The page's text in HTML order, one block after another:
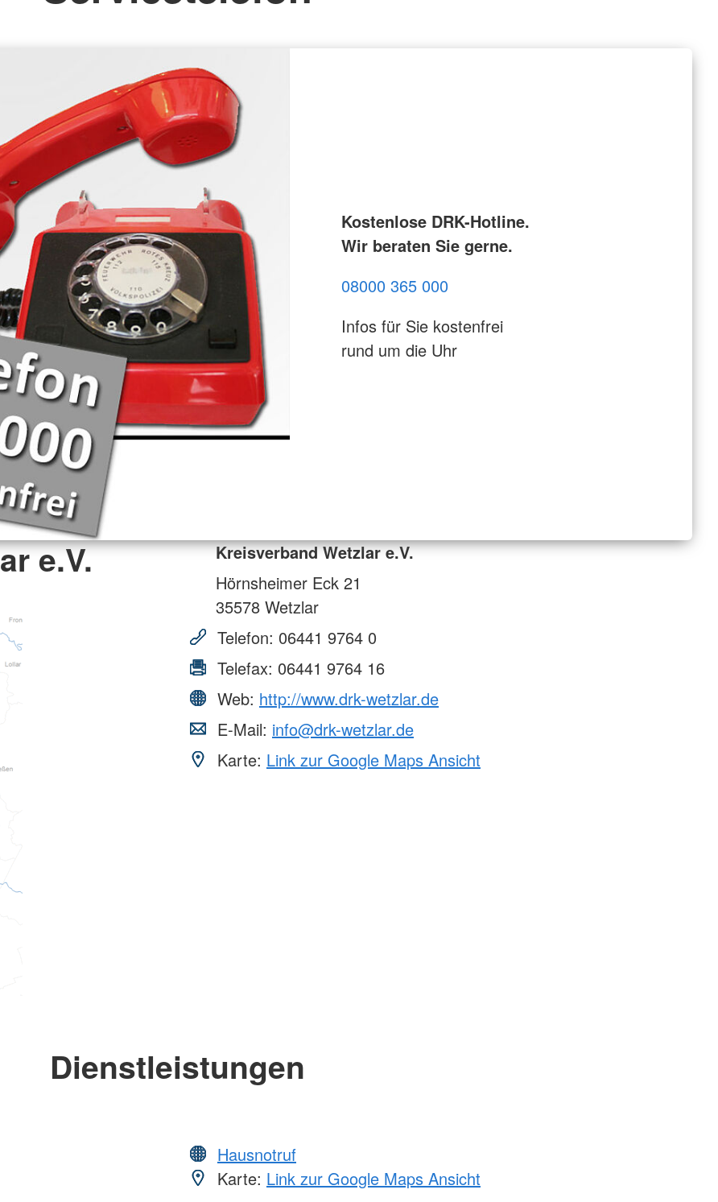
Kostenlose DRK-Hotline.
Wir beraten Sie gerne.
08000 365 000
Infos für Sie kostenfrei
rund um die Uhr
e.V.
Kreisverband Wetzlar e.V.
Hörnsheimer Eck 21
35578 Wetzlar
Telefon: 06441 9764 0
Telefax: 06441 9764 16
Web: http://www.drk-wetzlar.de
E-Mail: info@drk-wetzlar.de
Karte: Link zur Google Maps Ansicht
Dienstleistungen
Hausnotruf
Karte: Link zur Google Maps Ansicht